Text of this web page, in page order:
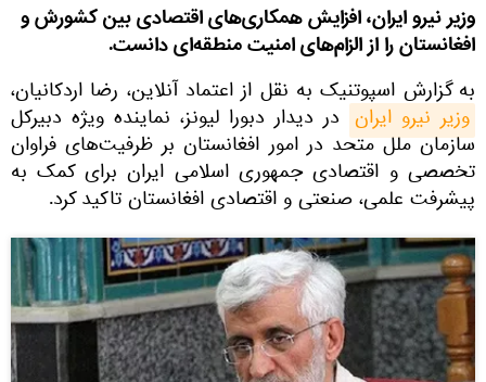
وزیر نیرو ایران، افزایش همکاری‌های اقتصادی بین کشورش و
افغانستان را از الزام‌های امنیت منطقه‌ای دانست.
به گزارش اسپوتنیک به نقل از اعتماد آنلاین، رضا اردکانیان،
وزیر نیرو ایران در دیدار دبورا لیونز، نماینده ویژه دبیرکل
سازمان ملل متحد در امور افغانستان بر ظرفیت‌های فراوان
تخصصی و اقتصادی جمهوری اسلامی ایران برای کمک به
پیشرفت علمی،‌ صنعتی و اقتصادی افغانستان تاکید کرد.